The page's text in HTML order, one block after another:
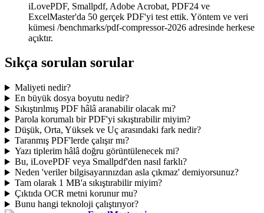
iLovePDF, Smallpdf, Adobe Acrobat, PDF24 ve
ExcelMaster'da 50 gerçek PDF'yi test ettik. Yöntem ve veri
kümesi /benchmarks/pdf-compressor-2026 adresinde herkese
açıktır.
Sıkça sorulan sorular
Maliyeti nedir?
En büyük dosya boyutu nedir?
Sıkıştırılmış PDF hâlâ aranabilir olacak mı?
Parola korumalı bir PDF'yi sıkıştırabilir miyim?
Düşük, Orta, Yüksek ve Uç arasındaki fark nedir?
Taranmış PDF'lerde çalışır mı?
Yazı tiplerim hâlâ doğru görüntülenecek mi?
Bu, iLovePDF veya Smallpdf'den nasıl farklı?
Neden 'veriler bilgisayarınızdan asla çıkmaz' demiyorsunuz?
Tam olarak 1 MB'a sıkıştırabilir miyim?
Çıktıda OCR metni korunur mu?
Bunu hangi teknoloji çalıştırıyor?